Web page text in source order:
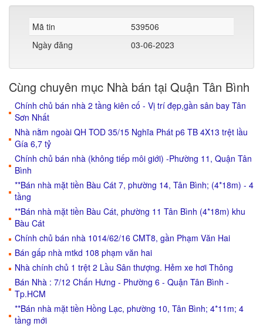
Mã tin
539506
Ngày đăng
03-06-2023
Cùng chuyên mục Nhà bán tại Quận Tân Bình
Chính chủ bán nhà 2 tầng kiên cố - Vị trí đẹp,gần sân bay Tân
Sơn Nhất
Nhà nằm ngoài QH TOD 35/15 Nghĩa Phát p6 TB 4X13 trệt lầu
Gía 6,7 tỷ
Chính chủ bán nhà (không tiếp môi giới) -Phường 11, Quận Tân
Bình
**Bán nhà mặt tiền Bàu Cát 7, phường 14, Tân Bình; (4*18m) - 4
tầng
**Bán nhà mặt tiền Bàu Cát, phường 11 Tân Bình (4*18m) khu
Bàu Cát
Chính chủ bán nhà 1014/62/16 CMT8, gần Phạm Văn Hai
Bán gấp nhà mtkd 108 phạm văn hai
Nhà chính chủ 1 trệt 2 Lầu Sân thượng. Hẻm xe hơi Thông
Bán Nhà : 7/12 Chấn Hưng - Phường 6 - Quận Tân Bình -
Tp.HCM
**Bán nhà mặt tiền Hồng Lạc, phường 10, Tân Bình; 4*11m; 4
tầng mới